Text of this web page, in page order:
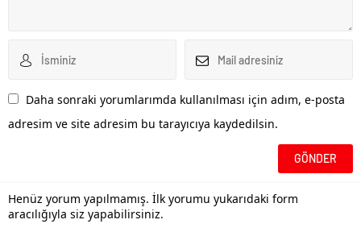
Daha sonraki yorumlarımda kullanılması için adım, e-posta
adresim ve site adresim bu tarayıcıya kaydedilsin.
Henüz yorum yapılmamış. İlk yorumu yukarıdaki form
aracılığıyla siz yapabilirsiniz.